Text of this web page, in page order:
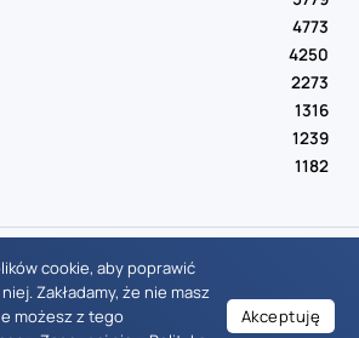
4773
4250
2273
1316
1239
1182
– All Right Reserved 2016-2026
cookie, aby poprawić
Zakładamy, że nie masz
możesz z tego
Akceptuję